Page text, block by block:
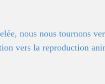
nous nous tournons
vers la reproduction